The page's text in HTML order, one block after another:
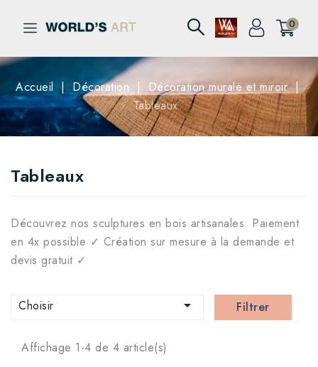
0
Accueil Décoration
Décoration murale et miroir
Tableaux
Tableaux
Découvrez nos sculptures en bois artisanales. Paiement
en 4x possible ✓ Création sur mesure à la demande et
devis gratuit ✓
Choisir  Filtrer
Affichage 1-4 de 4 article(s)